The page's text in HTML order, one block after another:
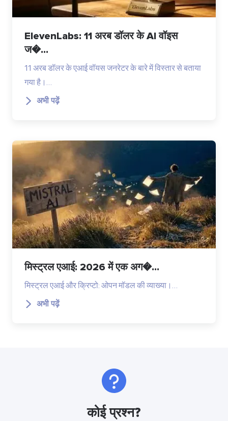
ElevenLabs: 11 अरब डॉलर के AI वॉइस
ज�...
11 अरब डॉलर के एआई वॉयस जनरेटर के बारे में विस्तार से बताया
गया है।…
अभी पढ़ें
मिस्ट्रल एआई: 2026 में एक अग�...
मिस्ट्रल एआई और क्रिप्टो: ओपन मॉडल की व्याख्या।…
अभी पढ़ें
कोई प्रश्न?